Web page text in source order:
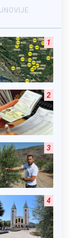
1
2
3
4